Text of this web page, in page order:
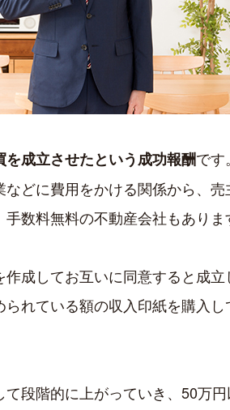
を成立させたという成功報酬です
どに費用をかける関係から、
数料無料の不動産会社もあり
成してお互いに同意すると成
れている額の収入印紙を購入し
段階的に上がっていき、50万